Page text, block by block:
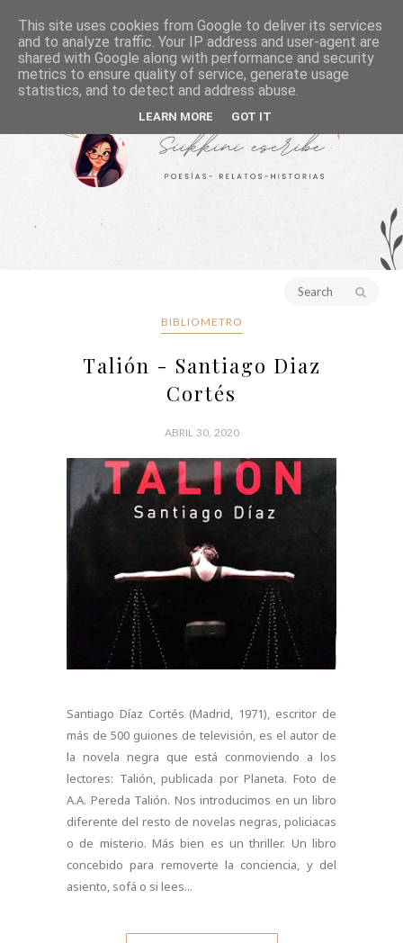
BIBLIOMETRO
Talión - Santiago Diaz
Cortés
ABRIL 30, 2020
Santiago Díaz Cortés (Madrid, 1971), escritor de
más de 500 guiones de televisión, es el autor de
la novela negra que está conmoviendo a los
lectores: Talión, publicada por Planeta. Foto de
A.A. Pereda Talión. Nos introducimos en un libro
diferente del resto de novelas negras, policiacas
o de misterio. Más bien es un thriller. Un libro
concebido para removerte la conciencia, y del
asiento, sofá o si lees...
This site uses cookies from Google to deliver its services
and to analyze traffic. Your IP address and user-agent are
shared with Google along with performance and security
metrics to ensure quality of service, generate usage
statistics, and to detect and address abuse.
LEARN MORE GOT IT